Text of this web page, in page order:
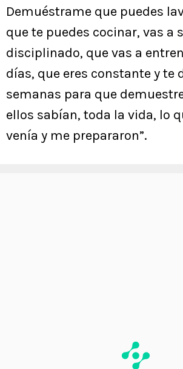
Demuéstrame que puedes
que te puedes cocinar, vas a
disciplinado, que vas a
días, que eres constante y te
semanas para que
ellos sabían, toda la vida, lo
venía y me prepararon”.